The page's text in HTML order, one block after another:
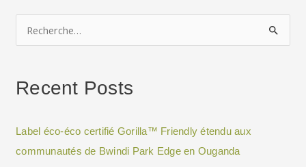
h
r
c
Recent Posts
Label éco-éco certifié Gorilla™ Friendly étendu aux
communautés de Bwindi Park Edge en Ouganda